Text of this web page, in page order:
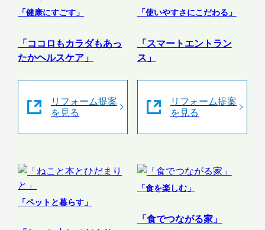
「健康にすごす」
「ココロもカラダもあっ
たかヘルスケア」
リフォーム提案
を見る
「使いやすさにこだわる」
「スマートエントラン
ス」
リフォーム提案
を見る
「ペットと暮らす」
「食を楽しむ」
「食でつながる家」